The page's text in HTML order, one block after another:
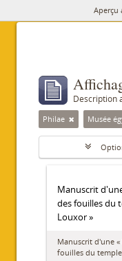
Aperçu
Description
Philae Musée
Manuscrit
des fouilles du
Louxor »
Manuscrit d'une
fouilles du